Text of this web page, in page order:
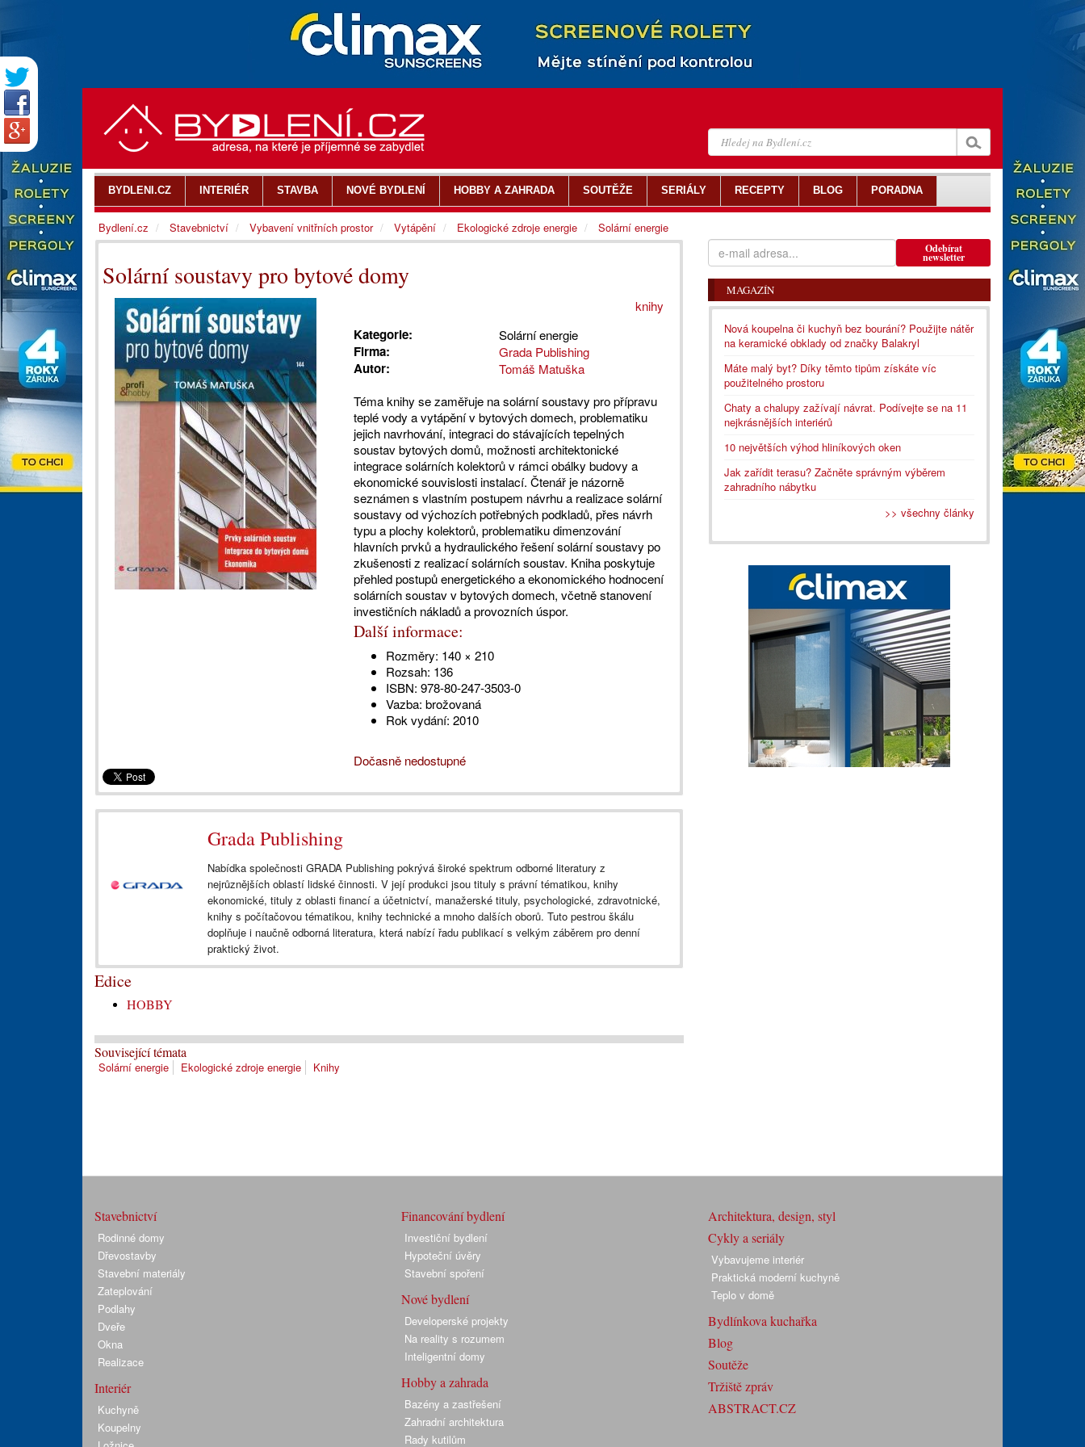
Solární soustavy pro bytové domy
knihy
Kategorie: Solární energie
Firma: Grada Publishing
Autor:
Tomáš Matuška
Téma knihy se zaměřuje na solární soustavy pro přípravu
teplé vody a vytápění v bytových domech, problematiku
jejich navrhování, integraci do stávajících tepelných
soustav bytových domů, možnosti architektonické
integrace solárních kolektorů v rámci obálky budovy a
ekonomické souvislosti instalací. Čtenář je názorně
seznámen s vlastním postupem návrhu a realizace solární
soustavy od výchozích potřebných podkladů, přes návrh
typu a plochy kolektorů, problematiku dimenzování
hlavních prvků a hydraulického řešení solární soustavy po
zkušenosti z realizací solárních soustav. Kniha poskytuje
přehled postupů energetického a ekonomického hodnocení
solárních soustav v bytových domech, včetně stanovení
investičních nákladů a provozních úspor.
Další informace:
Rozměry: 140 × 210
Rozsah: 136
ISBN: 978-80-247-3503-0
Vazba: brožovaná
Rok vydání: 2010
Dočasně nedostupné
Grada Publishing
Nabídka společnosti GRADA Publishing pokrývá široké spektrum odborné literatury z
nejrůznějších oblastí lidské činnosti. V její produkci jsou tituly s právní tématikou, knihy
ekonomické, tituly z oblasti financí a účetnictví, manažerské tituly, psychologické, zdravotnické,
knihy s počítačovou tématikou, knihy technické a mnoho dalších oborů. Tuto pestrou škálu
doplňuje i naučně odborná literatura, která nabízí řadu publikací s velkým záběrem pro denní
praktický život.
Edice
HOBBY
Související témata
Solární energie Ekologické zdroje energie Knihy
Odebírat
newsletter
MAGAZÍN
Nová koupelna či kuchyň bez bourání? Použijte nátěr
na keramické obklady od značky Balakryl
Máte malý byt? Díky těmto tipům získáte víc
použitelného prostoru
Chaty a chalupy zažívají návrat. Podívejte se na 11
nejkrásnějších interiérů
10 největších výhod hliníkových oken
Jak zařídit terasu? Začněte správným výběrem
zahradního nábytku
>> všechny články
BYDLENI.CZ INTERIÉR STAVBA NOVÉ BYDLENÍ HOBBY A ZAHRADA SOUTĚŽE SERIÁLY RECEPTY BLOG PORADNA
Bydlení.cz Stavebnictví Vybavení vnitřních prostor Vytápění Ekologické zdroje energie Solární energie
Stavebnictví
Rodinné domy
Dřevostavby
Stavební materiály
Zateplování
Podlahy
Dveře
Okna
Realizace
Interiér
Kuchyně
Koupelny
Financování bydlení
Investiční bydlení
Hypoteční úvěry
Stavební spoření
Nové bydlení
Developerské projekty
Na reality s rozumem
Inteligentní domy
Hobby a zahrada
Bazény a zastřešení
Zahradní architektura
Rady kutilům
Architektura, design, styl
Cykly a seriály
Vybavujeme interiér
Praktická moderní kuchyně
Teplo v domě
Bydlínkova kuchařka
Blog
Soutěže
Tržiště zpráv
ABSTRACT.CZ